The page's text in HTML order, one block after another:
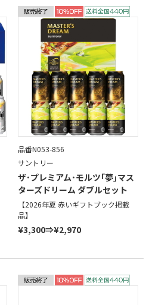
品番N053-856
サントリー
ザ･プレミアム･モルツ｢夢｣マス
ターズドリーム ダブルセット
【2026年夏 赤いギフトブック掲載
品】
¥3,300⇒¥2,970